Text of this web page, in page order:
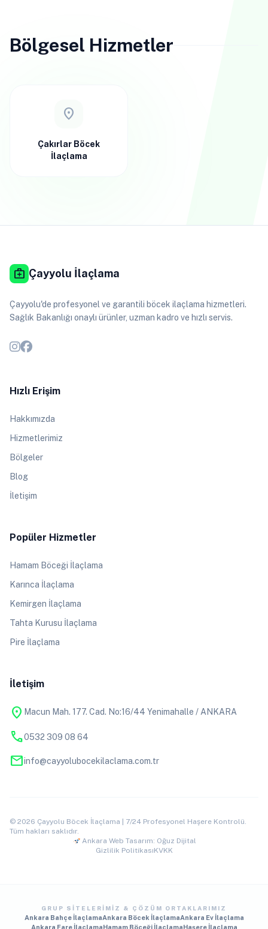
Bölgesel Hizmetler
location_on
Çakırlar Böcek
İlaçlama
medical_services Çayyolu İlaçlama
Çayyolu'de profesyonel ve garantili böcek ilaçlama hizmetleri.
Sağlık Bakanlığı onaylı ürünler, uzman kadro ve hızlı servis.
Hızlı Erişim
Hakkımızda
Hizmetlerimiz
Bölgeler
Blog
İletişim
Popüler Hizmetler
Hamam Böceği İlaçlama
Karınca İlaçlama
Kemirgen İlaçlama
Tahta Kurusu İlaçlama
Pire İlaçlama
İletişim
location_on Macun Mah. 177. Cad. No:16/44 Yenimahalle / ANKARA
phone0532 309 08 64
mailinfo@cayyolubocekilaclama.com.tr
© 2026 Çayyolu Böcek İlaçlama | 7/24 Profesyonel Haşere Kontrolü.
Tüm hakları saklıdır.
Ankara Web Tasarım: Oğuz Dijital
Gizlilik PolitikasıKVKK
GRUP SITELERIMIZ & ÇÖZÜM ORTAKLARIMIZ
Ankara Bahçe İlaçlamaAnkara Böcek İlaçlamaAnkara Ev İlaçlama
Ankara Fare İlaçlamaHamam Böceği İlaçlamaHaşere İlaçlama